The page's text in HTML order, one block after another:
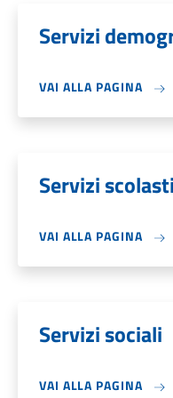
Servizi
VAI ALLA PAGINA
Servizi
VAI ALLA PAGINA
Servizi sociali
VAI ALLA PAGINA